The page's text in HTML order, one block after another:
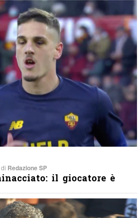
Redazione SP
il giocatore è